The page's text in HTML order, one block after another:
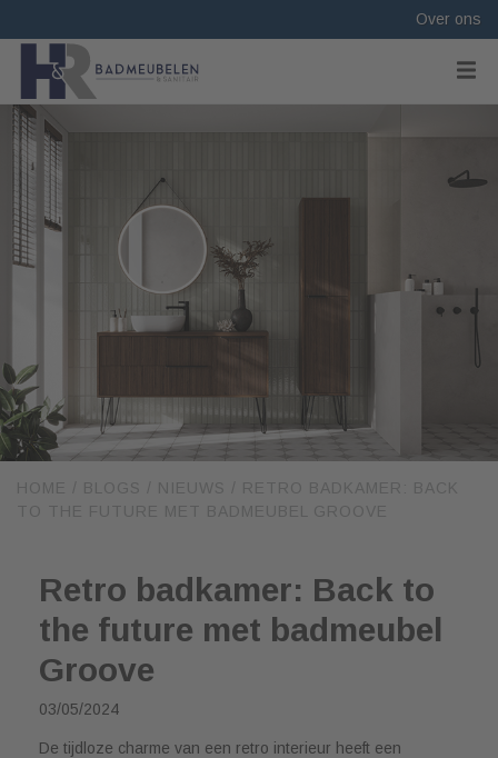
Over ons
HOME BLOGS NIEUWS
RETRO BADKAMER: BACK
TO THE FUTURE MET BADMEUBEL GROOVE
Retro badkamer: Back to
the future met badmeubel
Groove
03/05/2024
De tijdloze charme van een retro interieur heeft een